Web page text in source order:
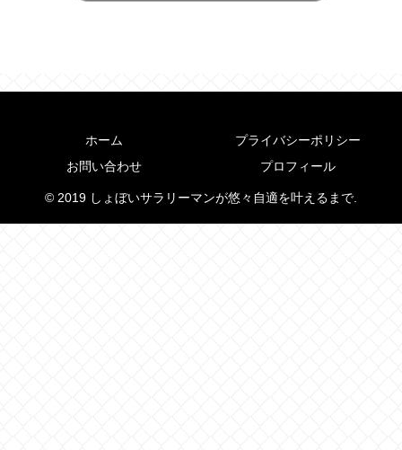
ホーム
プライバシーポリシー
お問い合わせ
プロフィール
© 2019 しょぼいサラリーマンが悠々自適を叶えるまで.